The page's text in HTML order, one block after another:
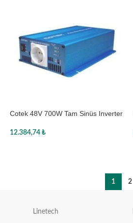
Cotek 48V 700W Tam Sinüs Inverter
12.384,74 ₺
1 2
Linetech